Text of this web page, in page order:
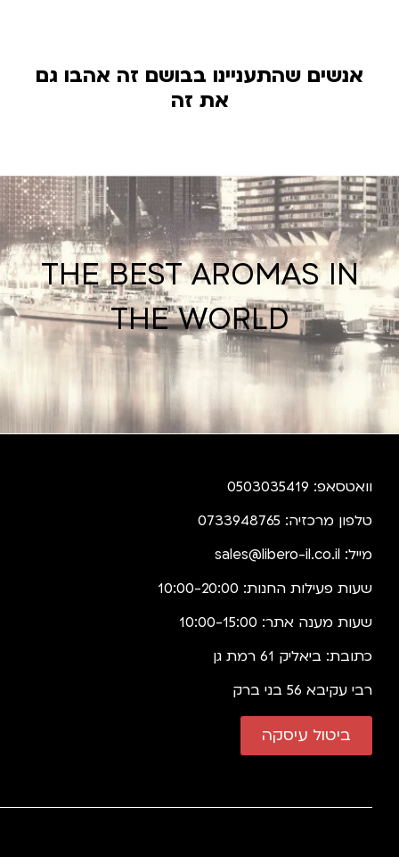
אנשים שהתעניינו בבושם זה אהבו גם
את זה
THE BEST AROMAS IN
THE WORLD
וואטסאפ: 0503035419
טלפון מרכזיה: 0733948765
מייל: sales@libero-il.co.il
שעות פעילות החנות: 10:00-20:00
שעות מענה אתר: 10:00-15:00
כתובת: ביאליק 61 רמת גן
רבי עקיבא 56 בני ברק
ביטול עיסקה